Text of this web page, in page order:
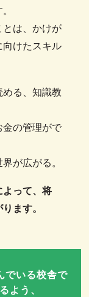
は、かけが
向けたスキル
る、知識教
の管理がで
が広がる。
って、将
ます。
でいる校舎で
よう、